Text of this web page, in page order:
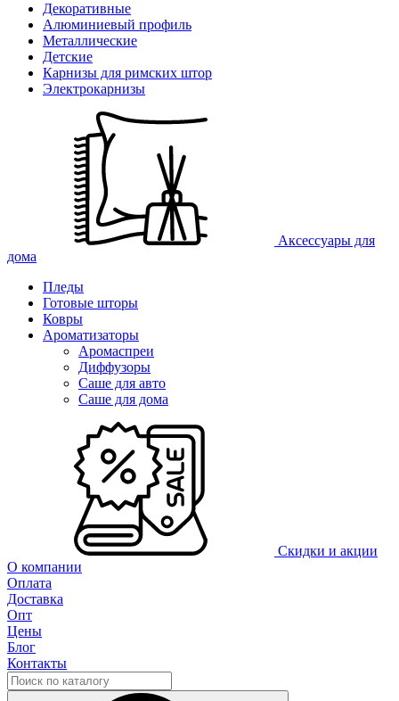
Декоративные
Алюминиевый профиль
Металлические
Детские
Карнизы для римских штор
Электрокарнизы
Аксессуары для
дома
Пледы
Готовые шторы
Ковры
Ароматизаторы
Аромаспреи
Диффузоры
Саше для авто
Саше для дома
Скидки и акции
О компании
Оплата
Доставка
Опт
Цены
Блог
Контакты